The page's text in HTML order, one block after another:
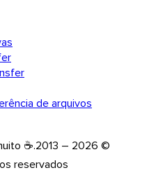
de arquivos
☕.2013 – 2026 ©
reservados